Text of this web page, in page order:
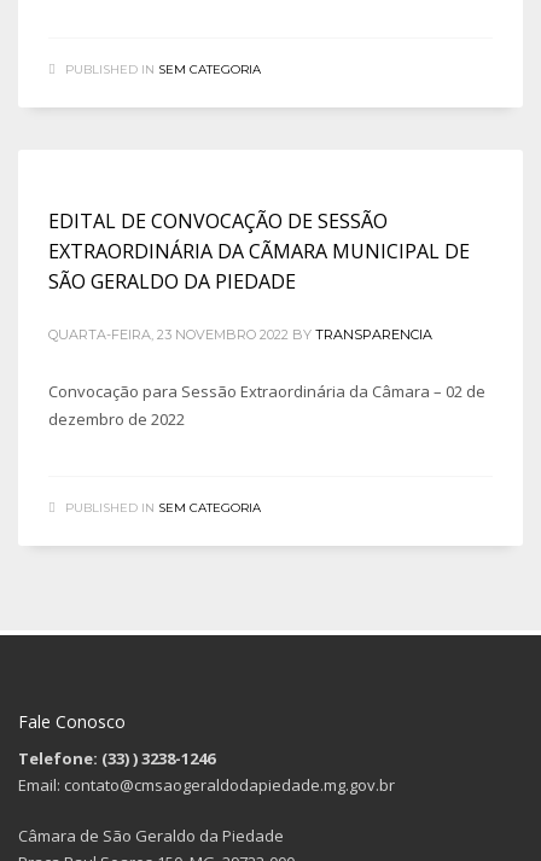
PUBLISHED IN SEM CATEGORIA
EDITAL DE CONVOCAÇÃO DE SESSÃO
EXTRAORDINÁRIA DA CÃMARA MUNICIPAL DE
SÃO GERALDO DA PIEDADE
QUARTA-FEIRA, 23 NOVEMBRO 2022 BY TRANSPARENCIA
Convocação para Sessão Extraordinária da Câmara – 02 de
dezembro de 2022
PUBLISHED IN SEM CATEGORIA
Fale Conosco
Telefone: (33)) 3238-1246
Email: contato@cmsaogeraldodapiedade.mg.gov.br
Câmara de São Geraldo da Piedade